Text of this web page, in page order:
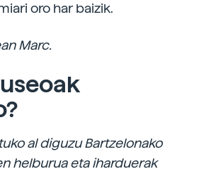
oro har baizik.
Marc.
al diguzu Bartzelonako
helburua eta iharduerak